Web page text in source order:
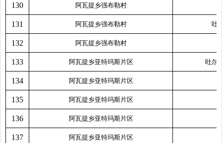
130 阿瓦提乡强布勒村
131 阿瓦提乡强布勒村 吐
132 阿瓦提乡强布勒村
133 阿瓦提乡亚特玛斯片区 吐尔
134 阿瓦提乡亚特玛斯片区
135 阿瓦提乡亚特玛斯片区
136 阿瓦提乡亚特玛斯片区
137 阿瓦提乡亚特玛斯片区